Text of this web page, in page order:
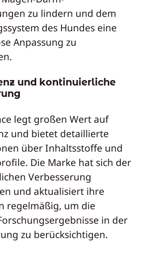
zu lindern und dem
des Hundes eine
Anpassung zu
und kontinuierliche
legt großen Wert auf
und bietet detaillierte
über Inhaltsstoffe und
Die Marke hat sich der
Verbesserung
und aktualisiert ihre
regelmäßig, um die
in der
zu berücksichtigen.